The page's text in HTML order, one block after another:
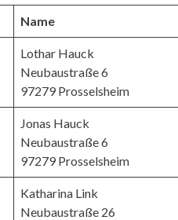
Name
Lothar Hauck
Neubaustraße 6
97279 Prosselsheim
Jonas Hauck
Neubaustraße 6
97279 Prosselsheim
Katharina Link
Neubaustraße 26